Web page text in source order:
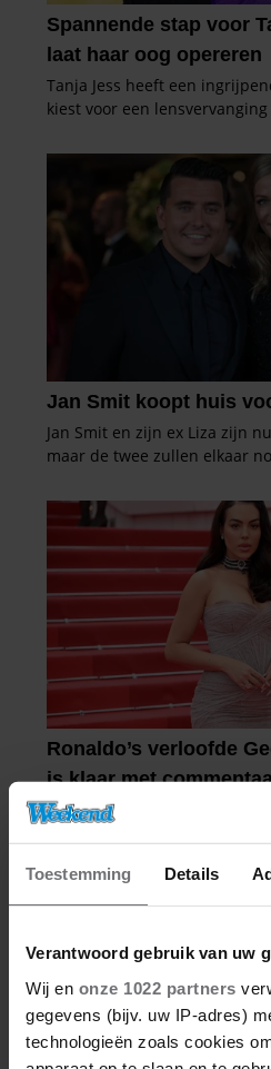
Toestemming Details
Verantwoord gebruik van uw
Wij en onze 1022 partners
gegevens (bijv. uw IP-adres)
technologieën zoals cookies